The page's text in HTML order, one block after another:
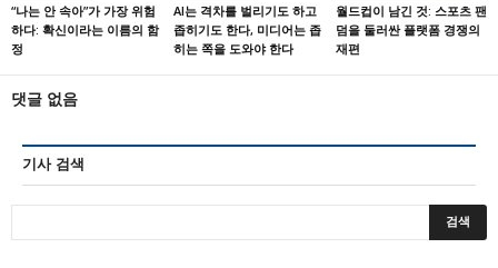
“나는 안 속아”가 가장 위험
하다: 확신이라는 이름의 함
정
AI는 격차를 벌리기도 하고
좁히기도 한다, 미디어는 좁
히는 쪽을 도와야 한다
월드컵이 남긴 것: 스포츠 팬
덤을 둘러싼 플랫폼 경쟁의
재편
댓글 없음
기사 검색